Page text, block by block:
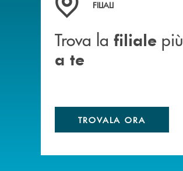
FILIALI
Trova la filiale più
a te
TROVALA ORA